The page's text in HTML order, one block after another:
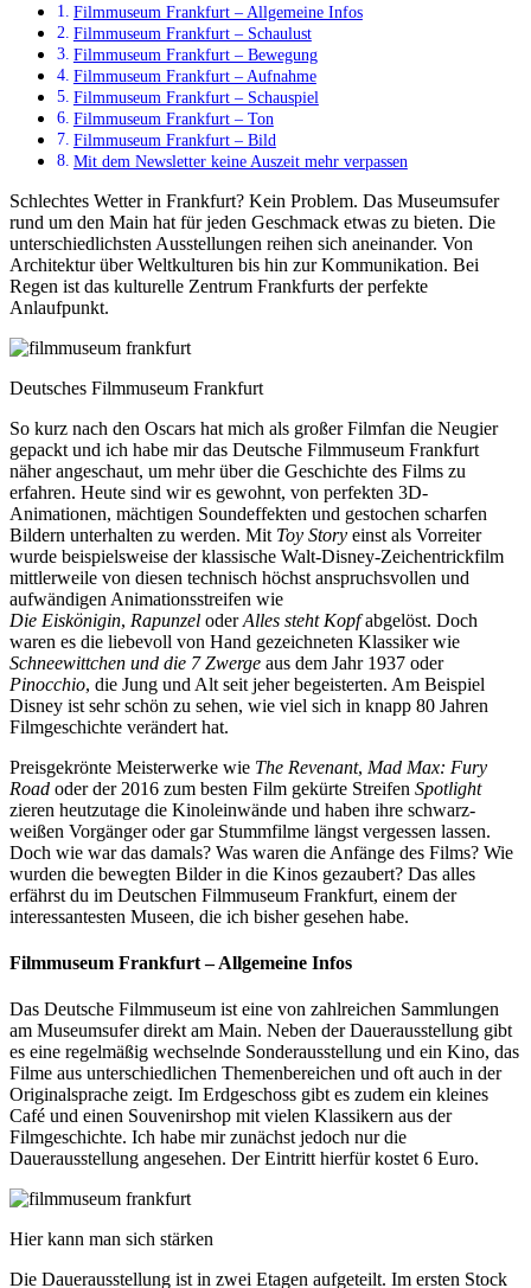
Filmmuseum Frankfurt – Allgemeine Infos
Filmmuseum Frankfurt – Schaulust
Filmmuseum Frankfurt – Bewegung
Filmmuseum Frankfurt – Aufnahme
Filmmuseum Frankfurt – Schauspiel
Filmmuseum Frankfurt – Ton
Filmmuseum Frankfurt – Bild
Mit dem Newsletter keine Auszeit mehr verpassen
Schlechtes Wetter in Frankfurt? Kein Problem. Das Museumsufer
rund um den Main hat für jeden Geschmack etwas zu bieten. Die
unterschiedlichsten Ausstellungen reihen sich aneinander. Von
Architektur über Weltkulturen bis hin zur Kommunikation. Bei
Regen ist das kulturelle Zentrum Frankfurts der perfekte
Anlaufpunkt.
Deutsches Filmmuseum Frankfurt
So kurz nach den Oscars hat mich als großer Filmfan die Neugier
gepackt und ich habe mir das Deutsche Filmmuseum Frankfurt
näher angeschaut, um mehr über die Geschichte des Films zu
erfahren. Heute sind wir es gewohnt, von perfekten 3D-
Animationen, mächtigen Soundeffekten und gestochen scharfen
Bildern unterhalten zu werden. Mit Toy Story einst als Vorreiter
wurde beispielsweise der klassische Walt-Disney-Zeichentrickfilm
mittlerweile von diesen technisch höchst anspruchsvollen und
aufwändigen Animationsstreifen wie
Die Eiskönigin, Rapunzel oderAlles steht Kopfabgelöst. Doch
waren es die liebevoll von Hand gezeichneten Klassiker wie
Schneewittchen und die 7 Zwerge aus dem Jahr 1937 oder
Pinocchio, die Jung und Alt seit jeher begeisterten. Am Beispiel
Disney ist sehr schön zu sehen, wie viel sich in knapp 80 Jahren
Filmgeschichte verändert hat.
Preisgekrönte Meisterwerke wie The Revenant, Mad Max: Fury
Road oder der 2016 zum besten Film gekürte Streifen Spotlight
zieren heutzutage die Kinoleinwände und haben ihre schwarz-
weißen Vorgänger oder gar Stummfilme längst vergessen lassen.
Doch wie war das damals? Was waren die Anfänge des Films? Wie
wurden die bewegten Bilder in die Kinos gezaubert? Das alles
erfährst du im Deutschen Filmmuseum Frankfurt, einem der
interessantesten Museen, die ich bisher gesehen habe.
Filmmuseum Frankfurt – Allgemeine Infos
Das Deutsche Filmmuseum ist eine von zahlreichen Sammlungen
am Museumsufer direkt am Main. Neben der Dauerausstellung gibt
es eine regelmäßig wechselnde Sonderausstellung und ein Kino, das
Filme aus unterschiedlichen Themenbereichen und oft auch in der
Originalsprache zeigt. Im Erdgeschoss gibt es zudem ein kleines
Café und einen Souvenirshop mit vielen Klassikern aus der
Filmgeschichte. Ich habe mir zunächst jedoch nur die
Dauerausstellung angesehen. Der Eintritt hierfür kostet 6 Euro.
Hier kann man sich stärken
Die Dauerausstellung ist in zwei Etagen aufgeteilt. Im ersten Stock